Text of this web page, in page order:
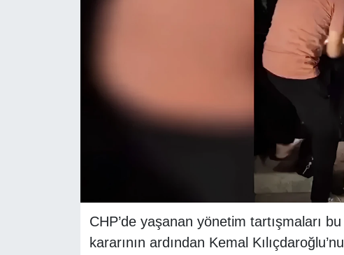
CHP’de yaşanan yönetim tartışmaları
kararının ardından Kemal